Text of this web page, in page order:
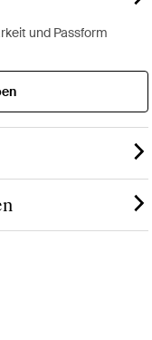
und Passform